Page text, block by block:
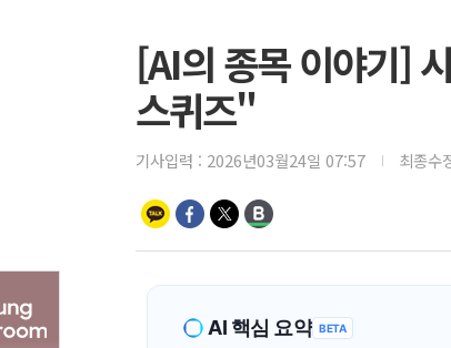
[AI의 종목 이야기]
스퀴즈"
기사입력 : 2026년03월24일 07:57 최종수
AI 핵심 요약 BETA